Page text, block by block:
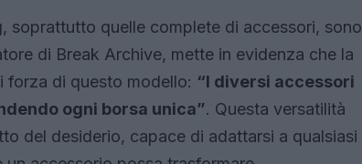
soprattutto quelle complete di accessori, sono
di Break Archive, mette in evidenza che la
forza di questo modello: “I diversi accessori
ogni borsa unica”. Questa versatilità
del desiderio, capace di adattarsi a qualsiasi